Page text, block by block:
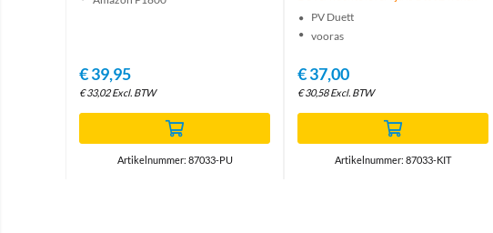
€39,95
€33,02 Excl. BTW
Artikelnummer: 87033-PU
PV Duett
vooras
€37,00
€30,58 Excl. BTW
Artikelnummer: 87033-KIT